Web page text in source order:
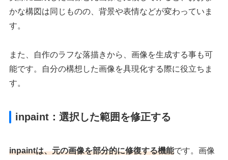
かな構図は同じものの、背景や表情などが変わっていま
す。
また、自作のラフな落描きから、画像を生成する事も可
能です。自分の構想した画像を具現化する際に役立ちま
す。
inpaint：選択した範囲を修正する
inpaintは、元の画像を部分的に修復する機能です。画像